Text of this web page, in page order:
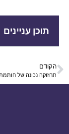
תוכן עניינים
הקודם